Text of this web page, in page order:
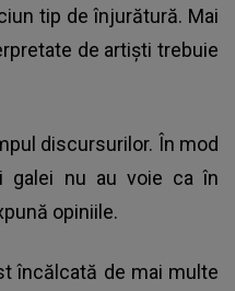
tip de înjurătură. Mai
de artişti trebuie
discursurilor. În mod
galei nu au voie ca în
opiniile.
încălcată de mai multe